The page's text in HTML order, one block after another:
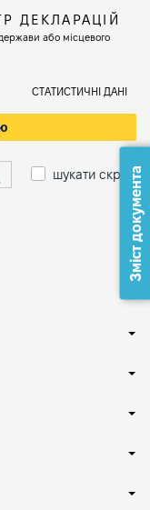
ДЕКЛАРАЦІЙ
або місцевого
СТАТИСТИЧНІ ДАНІ
шукати скрізьЗміст документа